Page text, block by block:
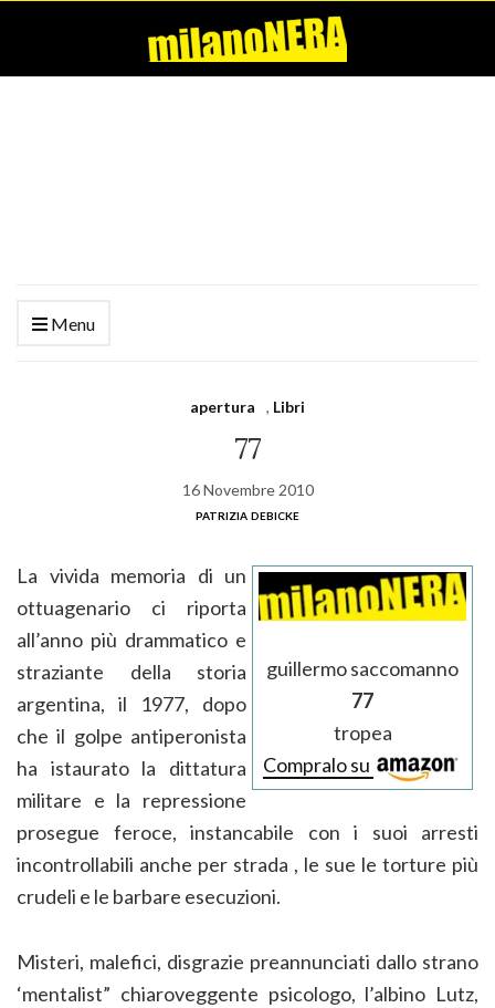
Menu
apertura , Libri
77
16 Novembre 2010
patrizia debicke
guillermo saccomanno
77
tropea
Compralo su
La vivida memoria di un
ottuagenario ci riporta
all’anno più drammatico e
straziante della storia
argentina, il 1977, dopo
che il golpe antiperonista
ha istaurato la dittatura
militare e la repressione
prosegue feroce, instancabile con i suoi arresti
incontrollabili anche per strada , le sue le torture più
crudeli e le barbare esecuzioni.
Misteri, malefici, disgrazie preannunciati dallo strano
‘mentalist” chiaroveggente psicologo, l’albino Lutz,